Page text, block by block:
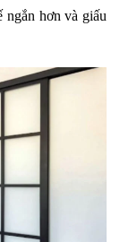
ngắn hơn và giấu